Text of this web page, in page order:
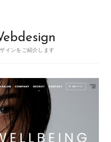
インをご紹介します